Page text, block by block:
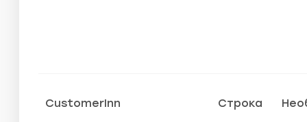
CustomerInn Строка